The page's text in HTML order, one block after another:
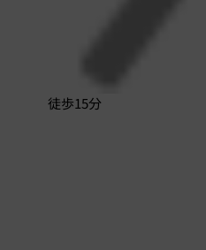
徒歩15分